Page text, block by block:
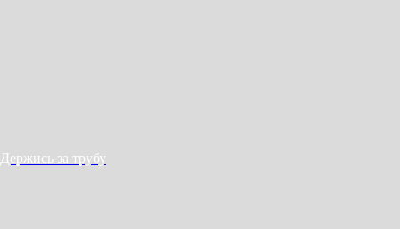
Держись за трубу